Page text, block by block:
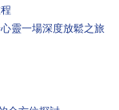
靈一場深度放鬆之旅